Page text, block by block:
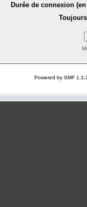
Durée de connexion
Powered by SMF